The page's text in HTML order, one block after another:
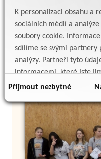
K personalizaci obsahu a
sociálních médií a
soubory cookie.
sdílíme se svými partnery
analýzy. Partneři tyto
informacemi, které jste
důsledku toho, že
Přijmout nezbytné